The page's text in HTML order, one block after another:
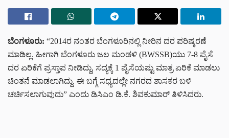
ಬೆಂಗಳೂರು: “2014ರ ನಂತರ ಬೆಂಗಳೂರಿನಲ್ಲಿ ನೀರಿನ ದರ ಪರಿಷ್ಕರಣೆ
ಮಾಡಿಲ್ಲ. ಹೀಗಾಗಿ ಬೆಂಗಳೂರು ಜಲ ಮಂಡಳಿ (BWSSB)ಯು 7-8 ಪೈಸೆ
ದರ ಏರಿಕೆಗೆ ಪ್ರಸ್ತಾಪ ನೀಡಿದ್ದು, ಸದ್ಯಕ್ಕೆ 1 ಪೈಸೆಯಷ್ಟು ಮಾತ್ರ ಏರಿಕೆ ಮಾಡಲು
ಚಿಂತನೆ ಮಾಡಲಾಗಿದ್ದು. ಈ ಬಗ್ಗೆ ಸಧ್ಯದಲ್ಲೇ ನಗರದ ಶಾಸಕರ ಬಳಿ
ಚರ್ಚಿಸಲಾಗುವುದು” ಎಂದು ಡಿಸಿಎಂ ಡಿ.ಕೆ. ಶಿವಕುಮಾರ್ ತಿಳಿಸಿದರು.